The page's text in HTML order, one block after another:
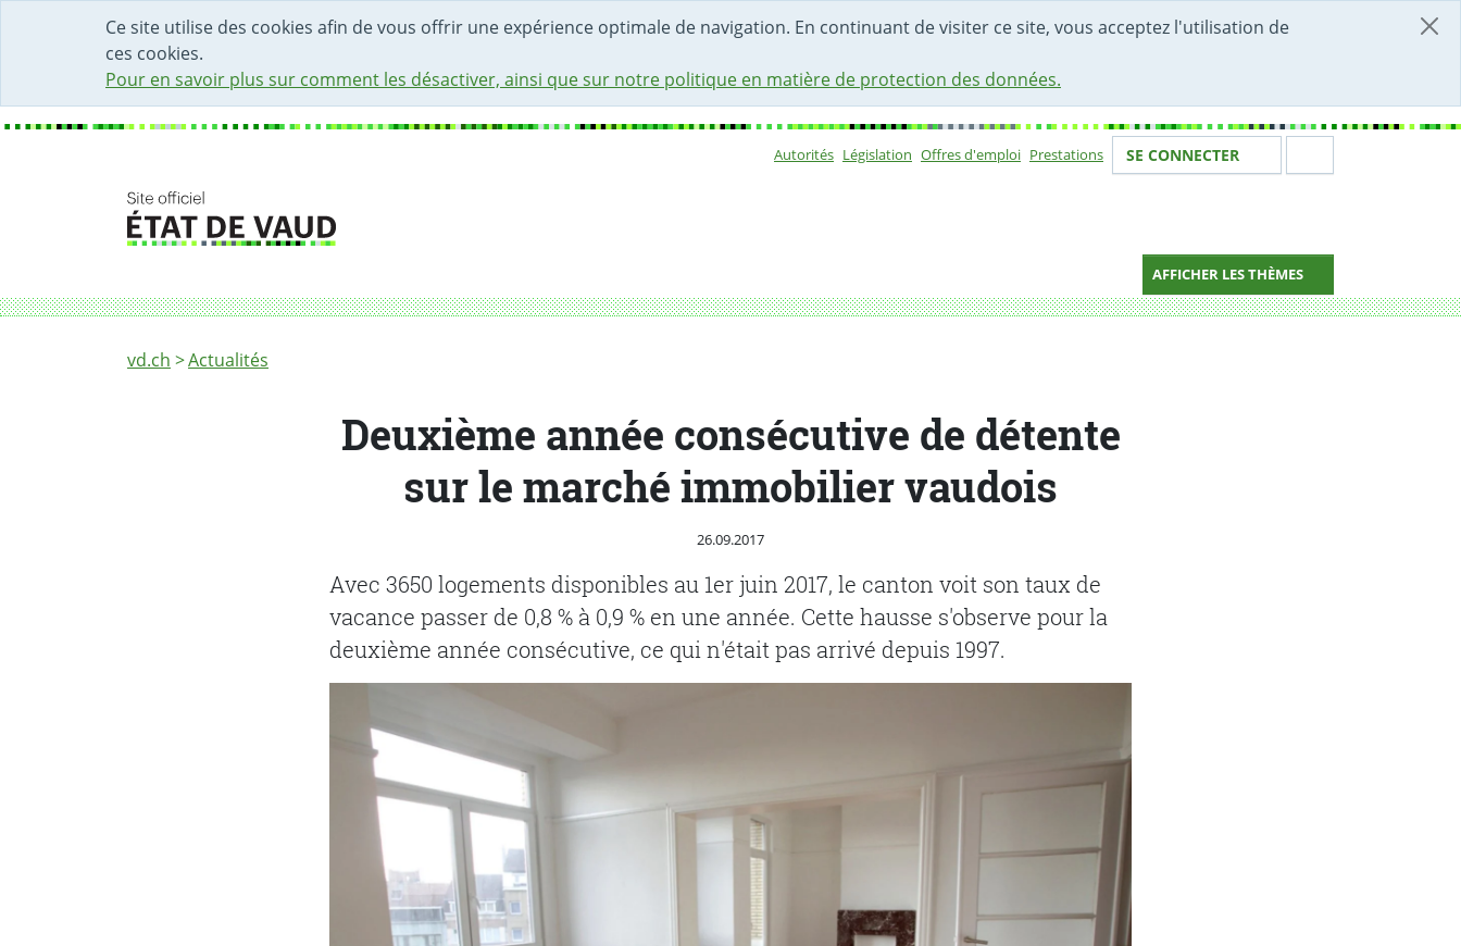
Ce site utilise des cookies afin de vous offrir une expérience optimale de navigation. En continuant de visiter ce site, vous acceptez l'utilisation de
ces cookies.
Pour en savoir plus sur comment les désactiver, ainsi que sur notre politique en matière de protection des données.
DÉBUT DU CONTENU DE LA PAGE
ACCÈS AU CHAMP DE RECHERCHE
PAGE D'ACCUEIL
FORMULAIRE DE CONTACT
Autorités Législation Offres d'emploi Prestations Votre identité
SE CONNECTER
AFFICHER LES THÈMES
Fil d'Ariane
vd.ch Actualités
Deuxième année consécutive de détente sur le marché immobilier vaudois
Deuxième année consécutive de détente
sur le marché immobilier vaudois
Publié le
26.09.2017
Avec 3650 logements disponibles au 1er juin 2017, le canton voit son taux de
vacance passer de 0,8 % à 0,9 % en une année. Cette hausse s'observe pour la
deuxième année consécutive, ce qui n'était pas arrivé depuis 1997.